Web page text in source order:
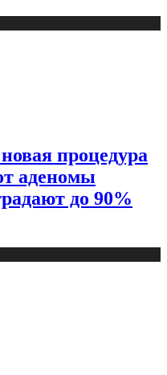
процедура
аденомы
до 90%